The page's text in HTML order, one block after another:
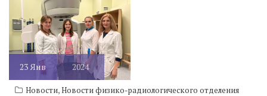
23Янв 2024
Новости,Новости физико-радиологического отделения